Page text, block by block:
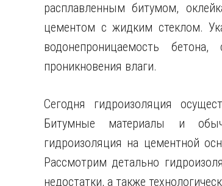
расплавленным битумом,
цементом с жидким стеклом.
водонепроницаемость
проникновения влаги.
Сегодня гидроизоляция
Битумные материалы и
гидроизоляция на цементной
Рассмотрим детально
недостатки, а также